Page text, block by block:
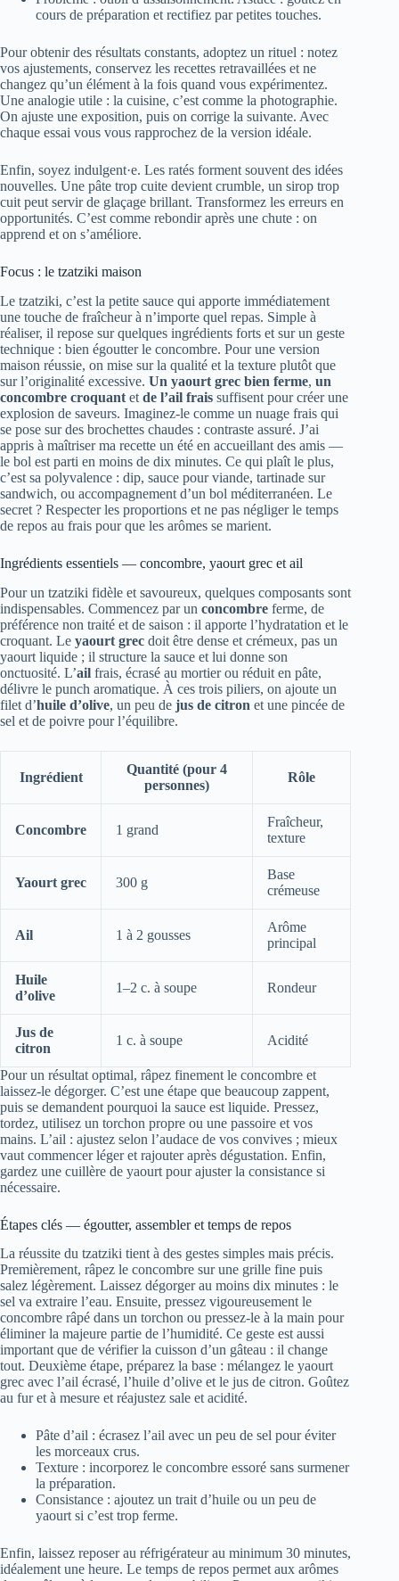
cours de préparation et rectifiez par petites touches.
Pour obtenir des résultats constants, adoptez un rituel : notez
vos ajustements, conservez les recettes retravaillées et ne
changez qu’un élément à la fois quand vous expérimentez.
Une analogie utile : la cuisine, c’est comme la photographie.
On ajuste une exposition, puis on corrige la suivante. Avec
chaque essai vous vous rapprochez de la version idéale.
Enfin, soyez indulgent·e. Les ratés forment souvent des idées
nouvelles. Une pâte trop cuite devient crumble, un sirop trop
cuit peut servir de glaçage brillant. Transformez les erreurs en
opportunités. C’est comme rebondir après une chute : on
apprend et on s’améliore.
Focus : le tzatziki maison
Le tzatziki, c’est la petite sauce qui apporte immédiatement
une touche de fraîcheur à n’importe quel repas. Simple à
réaliser, il repose sur quelques ingrédients forts et sur un geste
technique : bien égoutter le concombre. Pour une version
maison réussie, on mise sur la qualité et la texture plutôt que
sur l’originalité excessive. Un yaourt grec bien ferme, un
concombre croquant et de l’ail frais suffisent pour créer une
explosion de saveurs. Imaginez-le comme un nuage frais qui
se pose sur des brochettes chaudes : contraste assuré. J’ai
appris à maîtriser ma recette un été en accueillant des amis —
le bol est parti en moins de dix minutes. Ce qui plaît le plus,
c’est sa polyvalence : dip, sauce pour viande, tartinade sur
sandwich, ou accompagnement d’un bol méditerranéen. Le
secret ? Respecter les proportions et ne pas négliger le temps
de repos au frais pour que les arômes se marient.
Ingrédients essentiels — concombre, yaourt grec et ail
Pour un tzatziki fidèle et savoureux, quelques composants sont
indispensables. Commencez par un concombre ferme, de
préférence non traité et de saison : il apporte l’hydratation et le
croquant. Le yaourt grec doit être dense et crémeux, pas un
yaourt liquide ; il structure la sauce et lui donne son
onctuosité. L’ail frais, écrasé au mortier ou réduit en pâte,
délivre le punch aromatique. À ces trois piliers, on ajoute un
filet d’huile d’olive, un peu de jus de citron et une pincée de
sel et de poivre pour l’équilibre.
Ingrédient
Quantité (pour 4
personnes)
Rôle
Concombre 1 grand
Fraîcheur,
texture
Yaourt grec 300 g
Base
crémeuse
Ail 1 à 2 gousses
Arôme
principal
Huile
d’olive
1–2 c. à soupe Rondeur
Jus de
citron
1 c. à soupe Acidité
Pour un résultat optimal, râpez finement le concombre et
laissez-le dégorger. C’est une étape que beaucoup zappent,
puis se demandent pourquoi la sauce est liquide. Pressez,
tordez, utilisez un torchon propre ou une passoire et vos
mains. L’ail : ajustez selon l’audace de vos convives ; mieux
vaut commencer léger et rajouter après dégustation. Enfin,
gardez une cuillère de yaourt pour ajuster la consistance si
nécessaire.
Étapes clés — égoutter, assembler et temps de repos
La réussite du tzatziki tient à des gestes simples mais précis.
Premièrement, râpez le concombre sur une grille fine puis
salez légèrement. Laissez dégorger au moins dix minutes : le
sel va extraire l’eau. Ensuite, pressez vigoureusement le
concombre râpé dans un torchon ou pressez-le à la main pour
éliminer la majeure partie de l’humidité. Ce geste est aussi
important que de vérifier la cuisson d’un gâteau : il change
tout. Deuxième étape, préparez la base : mélangez le yaourt
grec avec l’ail écrasé, l’huile d’olive et le jus de citron. Goûtez
au fur et à mesure et réajustez sale et acidité.
Pâte d’ail : écrasez l’ail avec un peu de sel pour éviter
les morceaux crus.
Texture : incorporez le concombre essoré sans surmener
la préparation.
Consistance : ajoutez un trait d’huile ou un peu de
yaourt si c’est trop ferme.
Enfin, laissez reposer au réfrigérateur au minimum 30 minutes,
idéalement une heure. Le temps de repos permet aux arômes